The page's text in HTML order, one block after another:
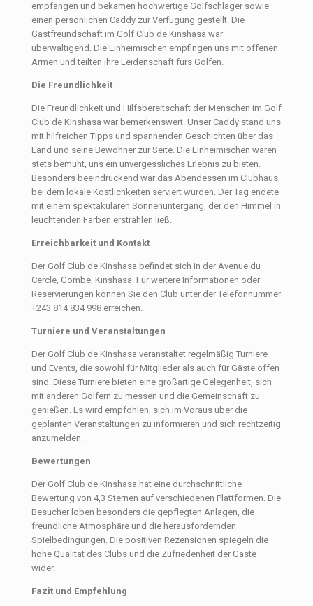
empfangen und bekamen hochwertige Golfschläger sowie
einen persönlichen Caddy zur Verfügung gestellt. Die
Gastfreundschaft im Golf Club de Kinshasa war
überwältigend. Die Einheimischen empfingen uns mit offenen
Armen und teilten ihre Leidenschaft fürs Golfen.
Die Freundlichkeit
Die Freundlichkeit und Hilfsbereitschaft der Menschen im Golf
Club de Kinshasa war bemerkenswert. Unser Caddy stand uns
mit hilfreichen Tipps und spannenden Geschichten über das
Land und seine Bewohner zur Seite. Die Einheimischen waren
stets bemüht, uns ein unvergessliches Erlebnis zu bieten.
Besonders beeindruckend war das Abendessen im Clubhaus,
bei dem lokale Köstlichkeiten serviert wurden. Der Tag endete
mit einem spektakulären Sonnenuntergang, der den Himmel in
leuchtenden Farben erstrahlen ließ.
Erreichbarkeit und Kontakt
Der Golf Club de Kinshasa befindet sich in der Avenue du
Cercle, Gombe, Kinshasa. Für weitere Informationen oder
Reservierungen können Sie den Club unter der Telefonnummer
+243 814 834 998 erreichen.
Turniere und Veranstaltungen
Der Golf Club de Kinshasa veranstaltet regelmäßig Turniere
und Events, die sowohl für Mitglieder als auch für Gäste offen
sind. Diese Turniere bieten eine großartige Gelegenheit, sich
mit anderen Golfern zu messen und die Gemeinschaft zu
genießen. Es wird empfohlen, sich im Voraus über die
geplanten Veranstaltungen zu informieren und sich rechtzeitig
anzumelden.
Bewertungen
Der Golf Club de Kinshasa hat eine durchschnittliche
Bewertung von 4,3 Sternen auf verschiedenen Plattformen. Die
Besucher loben besonders die gepflegten Anlagen, die
freundliche Atmosphäre und die herausfordernden
Spielbedingungen. Die positiven Rezensionen spiegeln die
hohe Qualität des Clubs und die Zufriedenheit der Gäste
wider.
Fazit und Empfehlung